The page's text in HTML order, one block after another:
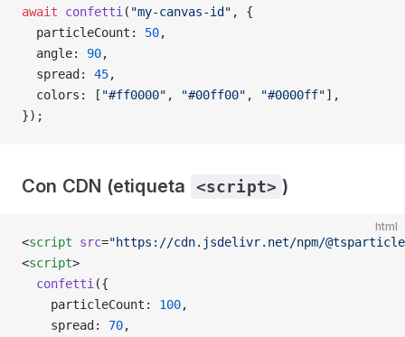
await confetti ( "my-canvas-id" , {
  particleCount:
50,
  angle:
90,
  spread:
45,
  colors: [
"#ff0000" , "#00ff00" , "#0000ff"],
});
Con CDN (etiqueta <script> )
html
<script src="https://cdn.jsdelivr.net/npm/
<script>
  confetti
({
    particleCount:
100,
    spread:
70,